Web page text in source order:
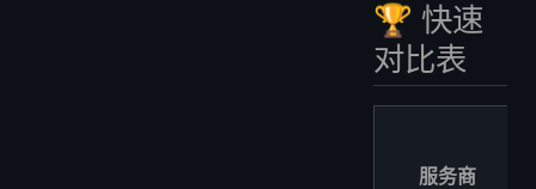
🏆 快速
对比表
服务商